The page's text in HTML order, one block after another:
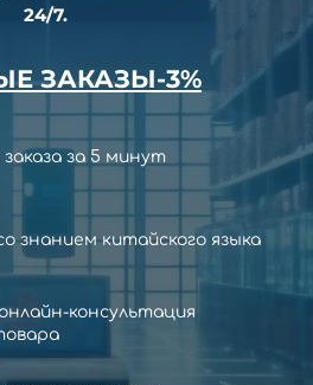
24/7.
ЗАКАЗЫ-3%
за 5 минут
знанием китайского языка
консультация